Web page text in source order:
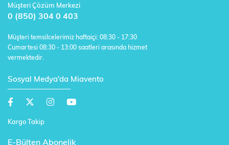
Müşteri Çözüm Merkezi
0 (850) 304 0 403
Müşteri temsilcelerimiz haftaiçi: 08:30 - 17:30
Cumartesi 08:30 - 13:00 saatleri arasında hizmet
vermektedir.
Sosyal Medya'da Miavento
Kargo Takip
E-Bülten Abonelik